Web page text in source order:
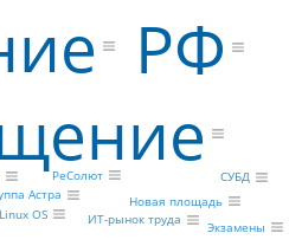
РФ
РеСолют
Астра Новая площадь
СУБД
Linux OS ИТ-рынок труда Экзамены